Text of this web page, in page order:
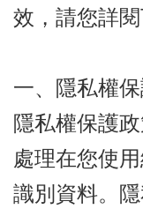
效，請您詳閱
一、隱私權
隱私權保護
處理在您使
識別資料。